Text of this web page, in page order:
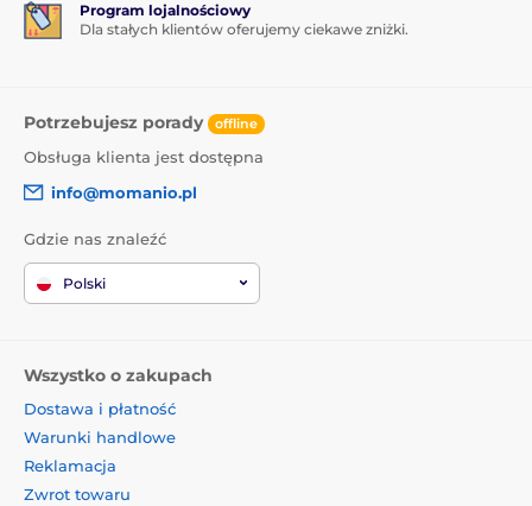
Program lojalnościowy
Dla stałych klientów oferujemy ciekawe zniżki.
Potrzebujesz porady offline
Obsługa klienta jest dostępna
info@momanio.pl
Gdzie nas znaleźć
Polski
Wszystko o zakupach
Dostawa i płatność
Warunki handlowe
Reklamacja
Zwrot towaru